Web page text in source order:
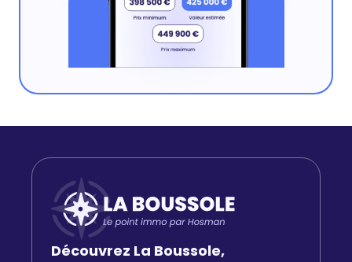
Découvrez La Boussole,